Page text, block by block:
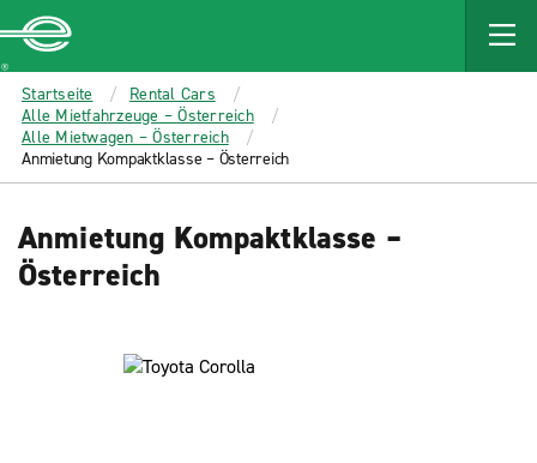
MAIN
CONTENT
Enterprise
Startseite
Rental Cars
Alle Mietfahrzeuge – Österreich
Alle Mietwagen – Österreich
Anmietung Kompaktklasse – Österreich
Anmietung Kompaktklasse –
Österreich